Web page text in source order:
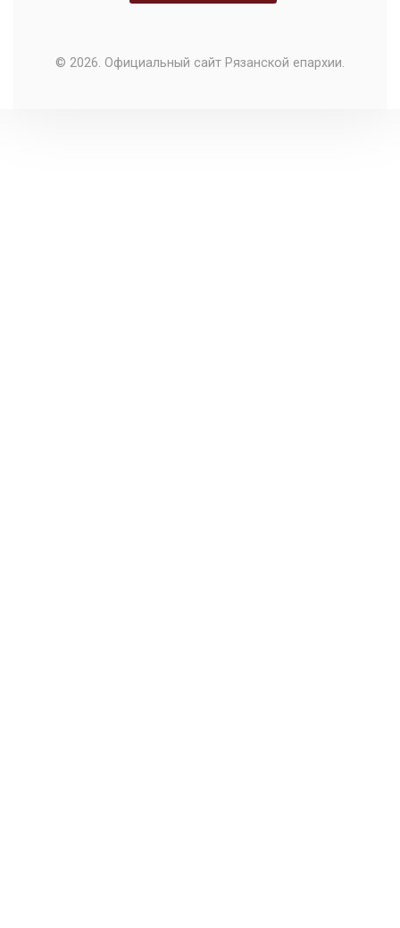
© 2026. Официальный сайт Рязанской епархии.